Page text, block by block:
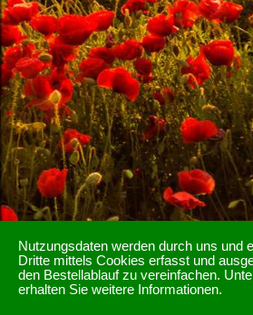
Nutzungsdaten werden durch uns und
Dritte mittels Cookies erfasst und
den Bestellablauf zu vereinfachen.
erhalten Sie weitere Informationen.